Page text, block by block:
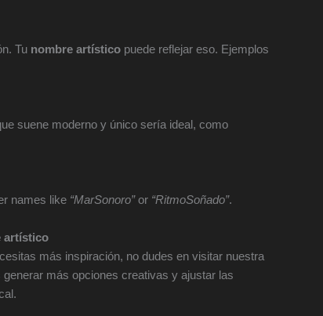
Tu nombre artístico puede reflejar eso. Ejemplos
suene moderno y único sería ideal, como
names like “MarSonoro”or “RitmoSoñado”.
artístico
más inspiración, no dudes en visitar nuestra
generar más opciones creativas y ajustar las